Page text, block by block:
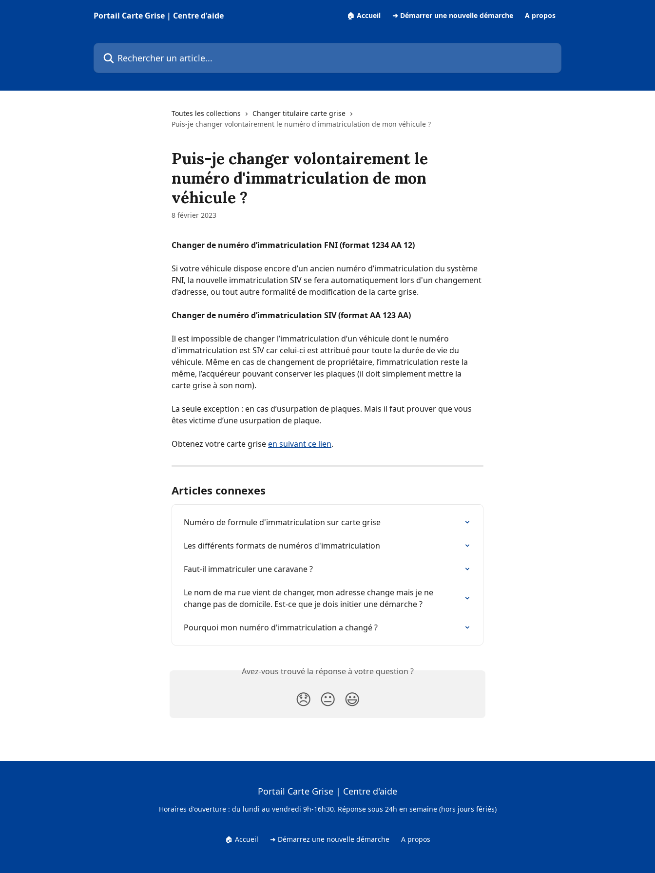
Portail Carte Grise | Centre d'aide
🏠 Accueil ➜ Démarrer une nouvelle démarche A propos
Rechercher un article...
Toutes les collections
Changer titulaire carte grise
Puis-je changer volontairement le numéro d'immatriculation de mon véhicule ?
Puis-je changer volontairement le
numéro d'immatriculation de mon
véhicule ?
8 février 2023
Changer de numéro d’immatriculation FNI (format 1234 AA 12)
Si votre véhicule dispose encore d’un ancien numéro d’immatriculation du système
FNI, la nouvelle immatriculation SIV se fera automatiquement lors d'un changement
d’adresse, ou tout autre formalité de modification de la carte grise.
Changer de numéro d’immatriculation SIV (format AA 123 AA)
Il est impossible de changer l’immatriculation d’un véhicule dont le numéro
d'immatriculation est SIV car celui-ci est attribué pour toute la durée de vie du
véhicule. Même en cas de changement de propriétaire, l’immatriculation reste la
même, l’acquéreur pouvant conserver les plaques (il doit simplement mettre la
carte grise à son nom).
La seule exception : en cas d’usurpation de plaques. Mais il faut prouver que vous
êtes victime d’une usurpation de plaque.
Obtenez votre carte grise en suivant ce lien.
Articles connexes
Numéro de formule d'immatriculation sur carte grise
Les différents formats de numéros d'immatriculation
Faut-il immatriculer une caravane ?
Le nom de ma rue vient de changer, mon adresse change mais je ne
change pas de domicile. Est-ce que je dois initier une démarche ?
Pourquoi mon numéro d'immatriculation a changé ?
Avez-vous trouvé la réponse à votre question ?
😞 😐 😃
Portail Carte Grise | Centre d'aide
Horaires d'ouverture : du lundi au vendredi 9h-16h30. Réponse sous 24h en semaine (hors jours fériés)
🏠 Accueil ➜ Démarrez une nouvelle démarche A propos